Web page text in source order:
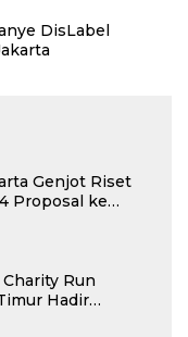
DisLabel
Genjot Riset
Proposal ke
Run
Hadir